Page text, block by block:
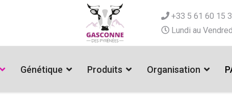
+33 5 61 60 15
Lundi au
Génétique Produits Organisation